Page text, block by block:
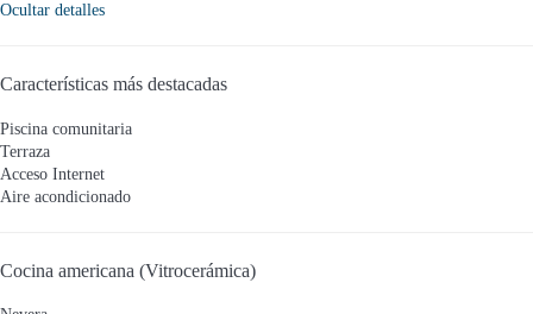
Ocultar detalles
Características más destacadas
Piscina comunitaria
Terraza
Acceso Internet
Aire acondicionado
Cocina americana (Vitrocerámica)